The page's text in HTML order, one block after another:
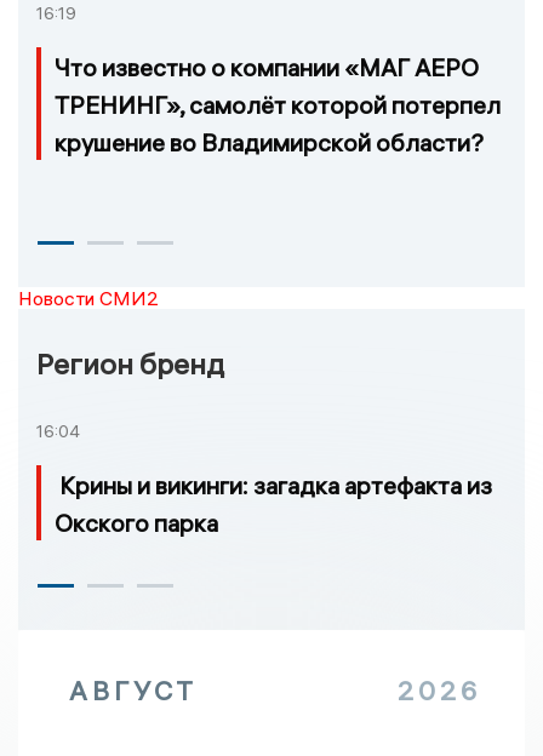
16:19
Что известно о компании «МАГ АЕРО
ТРЕНИНГ», самолёт которой потерпел
крушение во Владимирской области?
Новости СМИ2
Регион бренд
16:04
Крины и викинги: загадка артефакта из
Окского парка
АВГУСТ 2026